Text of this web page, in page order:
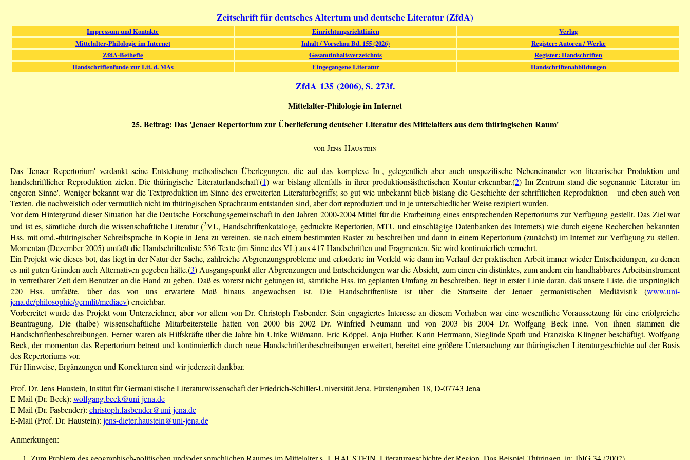
Zeitschrift für deutsches Altertum und deutsche Literatur (ZfdA)
Impressum und Kontakte Einrichtungsrichtlinien
Verlag
Mittelalter-Philologie im Internet
Inhalt / Vorschau Bd. 155 (2026)
Register: Autoren / Werke
ZfdA-Beihefte
Gesamtinhaltsverzeichnis
Register: Handschriften
Handschriftenfunde zur Lit. d. MAs
Eingegangene Literatur Handschriftenabbildungen
ZfdA 135 (2006), S. 273f.
Mittelalter-Philologie im Internet
25. Beitrag: Das 'Jenaer Repertorium zur Überlieferung deutscher Literatur des Mittelalters aus dem thüringischen Raum'
von Jens Haustein
Das 'Jenaer Repertorium' verdankt seine Entstehung methodischen Überlegungen, die auf das komplexe In-, gelegentlich aber auch unspezifische Nebeneinander von literarischer Produktion und
handschriftlicher Reproduktion zielen. Die thüringische 'Literaturlandschaft'(1) war bislang allenfalls in ihrer produktionsästhetischen Kontur erkennbar.(2) Im Zentrum stand die sogenannte 'Literatur im
engeren Sinne'. Weniger bekannt war die Textproduktion im Sinne des erweiterten Literaturbegriffs; so gut wie unbekannt blieb bislang die Geschichte der schriftlichen Reproduktion – und eben auch von
Texten, die nachweislich oder vermutlich nicht im thüringischen Sprachraum entstanden sind, aber dort reproduziert und in je unterschiedlicher Weise rezipiert wurden.
Vor dem Hintergrund dieser Situation hat die Deutsche Forschungsgemeinschaft in den Jahren 2000-2004 Mittel für die Erarbeitung eines entsprechenden Repertoriums zur Verfügung gestellt. Das Ziel war
und ist es, sämtliche durch die wissenschaftliche Literatur (2VL, Handschriftenkataloge, gedruckte Repertorien, MTU und einschlägige Datenbanken des Internets) wie durch eigene Recherchen bekannten
Hss. mit omd.-thüringischer Schreibsprache in Kopie in Jena zu vereinen, sie nach einem bestimmten Raster zu beschreiben und dann in einem Repertorium (zunächst) im Internet zur Verfügung zu stellen.
Momentan (Dezember 2005) umfaßt die Handschriftenliste 536 Texte (im Sinne des VL) aus 417 Handschriften und Fragmenten. Sie wird kontinuierlich vermehrt.
Ein Projekt wie dieses bot, das liegt in der Natur der Sache, zahlreiche Abgrenzungsprobleme und erforderte im Vorfeld wie dann im Verlauf der praktischen Arbeit immer wieder Entscheidungen, zu denen
es mit guten Gründen auch Alternativen gegeben hätte.(3) Ausgangspunkt aller Abgrenzungen und Entscheidungen war die Absicht, zum einen ein distinktes, zum andern ein handhabbares Arbeitsinstrument
in vertretbarer Zeit dem Benutzer an die Hand zu geben. Daß es vorerst nicht gelungen ist, sämtliche Hss. im geplanten Umfang zu beschreiben, liegt in erster Linie daran, daß unsere Liste, die ursprünglich
220 Hss. umfaßte, über das von uns erwartete Maß hinaus angewachsen ist. Die Handschriftenliste ist über die Startseite der Jenaer germanistischen Mediävistik (www.uni-
jena.de/philosophie/germlit/mediaev) erreichbar.
Vorbereitet wurde das Projekt vom Unterzeichner, aber vor allem von Dr. Christoph Fasbender. Sein engagiertes Interesse an diesem Vorhaben war eine wesentliche Voraussetzung für eine erfolgreiche
Beantragung. Die (halbe) wissenschaftliche Mitarbeiterstelle hatten von 2000 bis 2002 Dr. Winfried Neumann und von 2003 bis 2004 Dr. Wolfgang Beck inne. Von ihnen stammen die
Handschriftenbeschreibungen. Ferner waren als Hilfskräfte über die Jahre hin Ulrike Wißmann, Eric Köppel, Anja Huther, Karin Herrmann, Sieglinde Spath und Franziska Klingner beschäftigt. Wolfgang
Beck, der momentan das Repertorium betreut und kontinuierlich durch neue Handschriftenbeschreibungen erweitert, bereitet eine größere Untersuchung zur thüringischen Literaturgeschichte auf der Basis
des Repertoriums vor.
Für Hinweise, Ergänzungen und Korrekturen sind wir jederzeit dankbar.
Prof. Dr. Jens Haustein, Institut für Germanistische Literaturwissenschaft der Friedrich-Schiller-Universität Jena, Fürstengraben 18, D-07743 Jena
E-Mail (Dr. Beck): wolfgang.beck@uni-jena.de
E-Mail (Dr. Fasbender): christoph.fasbender@uni-jena.de
E-Mail (Prof. Dr. Haustein): jens-dieter.haustein@uni-jena.de
Anmerkungen: